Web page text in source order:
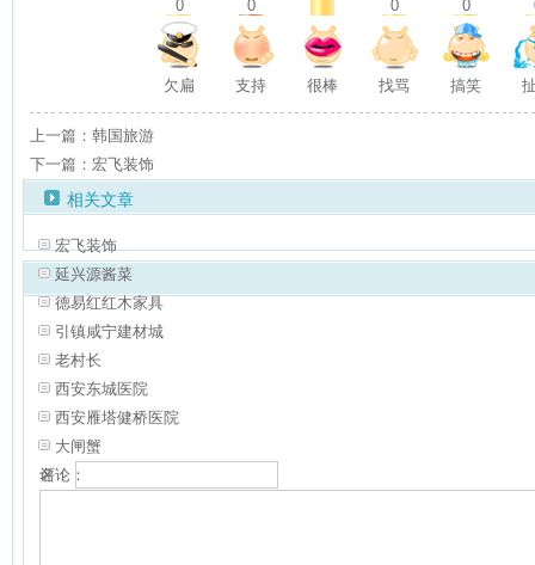
0 0 0 0
欠扁 支持 很棒 找骂 搞笑
上一篇：韩国旅游
下一篇：宏飞装饰
相关文章
宏飞装饰
延兴源酱菜
德易红红木家具
引镇咸宁建材城
老村长
西安东城医院
西安雁塔健桥医院
大闸蟹
名：
评论：